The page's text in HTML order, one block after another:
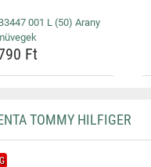
001 L (50) Arany
Ft
TOMMY HILFIGER